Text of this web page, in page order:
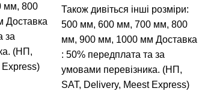
мм, 800
Доставка
за
(НП,
Express)
Також дивіться інші розміри:
500 мм, 600 мм, 700 мм, 800
мм, 900 мм, 1000 мм Доставка
: 50% передплата та за
умовами перевізника. (НП,
SAT, Delivery, Meest Express)